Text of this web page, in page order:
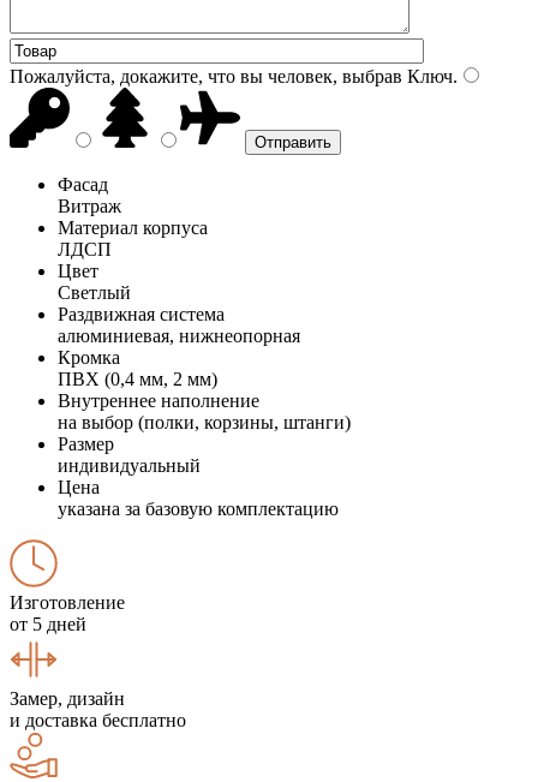
Пожалуйста, докажите, что вы человек, выбрав Ключ.
Фасад
Витраж
Материал корпуса
ЛДСП
Цвет
Светлый
Раздвижная система
алюминиевая, нижнеопорная
Кромка
ПВХ (0,4 мм, 2 мм)
Внутреннее наполнение
на выбор (полки, корзины, штанги)
Размер
индивидуальный
Цена
указана за базовую комплектацию
Изготовление
от 5 дней
Замер, дизайн
и доставка бесплатно